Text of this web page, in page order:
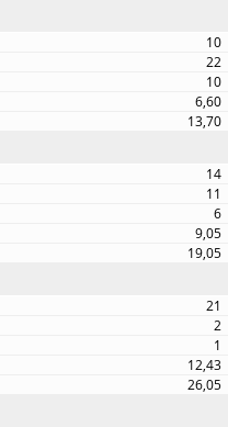
10
22
10
6,60
13,70
14
11
6
9,05
19,05
21
2
1
12,43
26,05